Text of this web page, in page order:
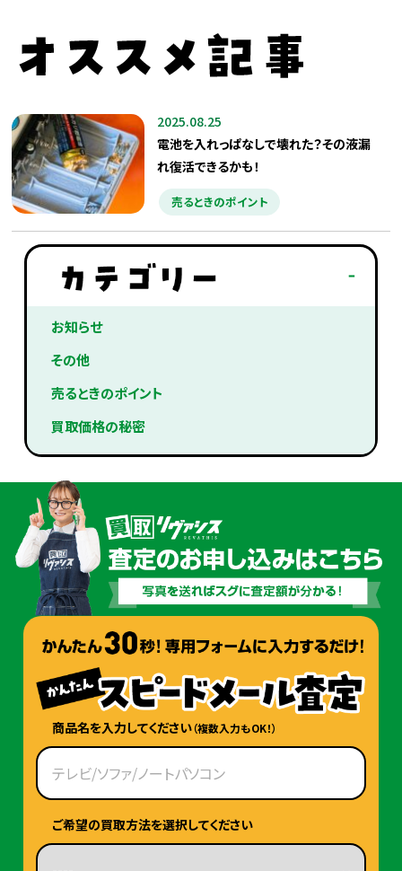
2025.08.25
電池を入れっぱなしで壊れた？その液漏
れ復活できるかも！
売るときのポイント
お知らせ
その他
売るときのポイント
買取価格の秘密
商品名を入力してください（複数入力もOK！）
ご希望の買取方法を選択してください